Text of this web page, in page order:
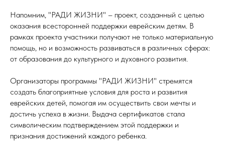
Напомним, "РАДИ ЖИЗНИ" – проект, созданный с целью
оказания всесторонней поддержки еврейским детям. В
рамках проекта участники получают не только материальную
помощь, но и возможность развиваться в различных сферах:
от образования до культурного и духовного развития.
Организаторы программы "РАДИ ЖИЗНИ" стремятся
создать благоприятные условия для роста и развития
еврейских детей, помогая им осуществить свои мечты и
достичь успеха в жизни. Выдача сертификатов стала
символическим подтверждением этой поддержки и
признания достижений каждого ребенка.